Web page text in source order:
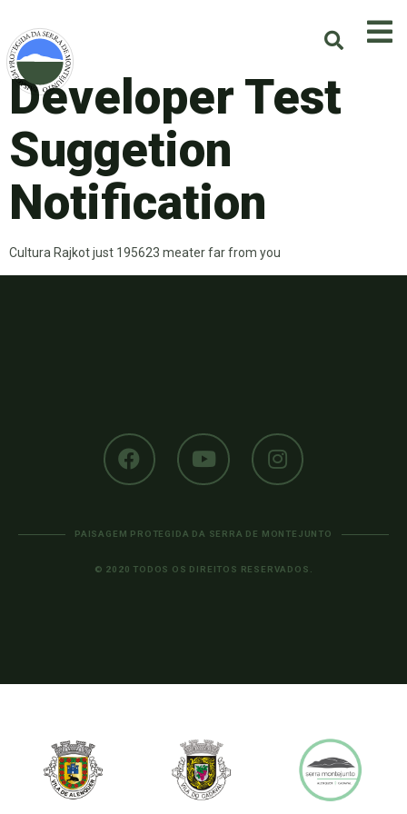
Developer Test
Suggetion
Notification
Cultura Rajkot just 195623 meater far from you
PAISAGEM PROTEGIDA DA SERRA DE MONTEJUNTO
© 2020 TODOS OS DIREITOS RESERVADOS.